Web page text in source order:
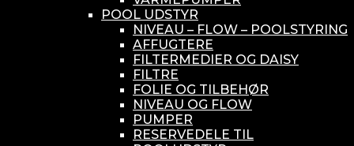
POOL UDSTYR
NIVEAU – FLOW – POOLSTYRING
AFFUGTERE
FILTERMEDIER OG DAISY
FILTRE
FOLIE OG TILBEHØR
NIVEAU OG FLOW
PUMPER
RESERVEDELE TIL